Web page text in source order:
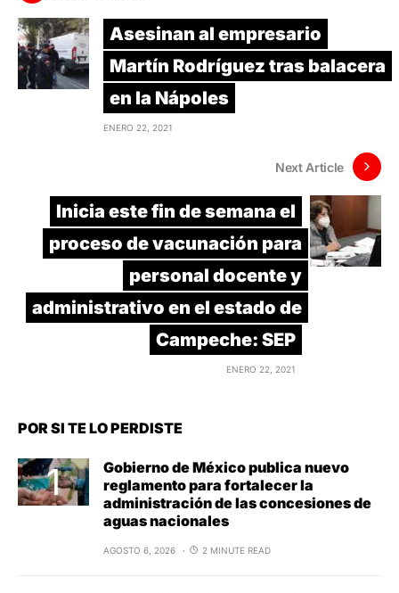
Asesinan al empresario
Martín Rodríguez tras balacera
en la Nápoles
ENERO 22, 2021
Next Article
Inicia este fin de semana el
proceso de vacunación para
personal docente y
administrativo en el estado de
Campeche: SEP
ENERO 22, 2021
POR SI TE LO PERDISTE
Gobierno de México publica nuevo
reglamento para fortalecer la
administración de las concesiones de
aguas nacionales
AGOSTO 6, 2026 2 MINUTE READ